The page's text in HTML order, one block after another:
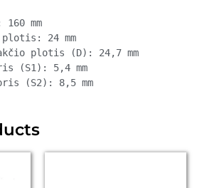
mm
24 mm
plotis (D): 24,7 mm
(S1): 5,4 mm
(S2): 8,5 mm